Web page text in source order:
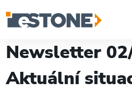
Newsletter
Aktuální